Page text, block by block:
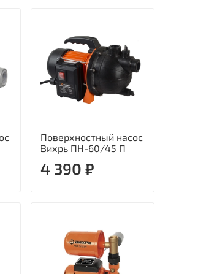
Поверхностный насос
Вихрь ПН-60/45 П
4 390 ₽